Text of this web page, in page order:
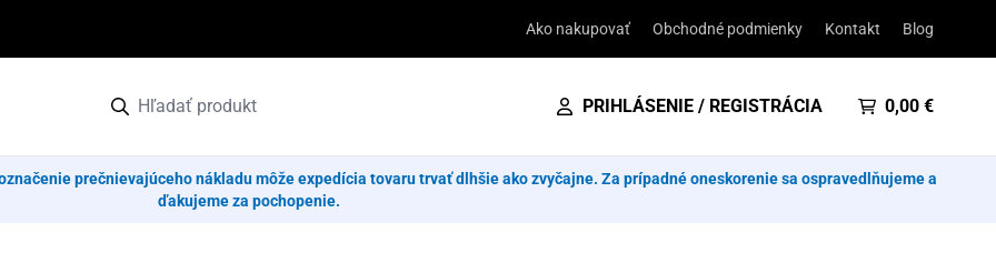
Ako nakupovať Obchodné podmienky Kontakt Blog
PRIHLÁSENIE / REGISTRÁCIA 0,00 €
prečnievajúceho nákladu môže expedícia tovaru trvať dlhšie ako zvyčajne. Za prípadné oneskorenie sa ospravedlňujeme a
ďakujeme za pochopenie.